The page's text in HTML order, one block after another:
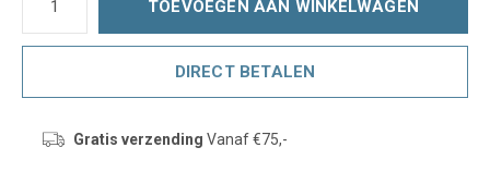
TOEVOEGEN AAN WINKELWAGEN
DIRECT BETALEN
Gratis verzending Vanaf €75,-